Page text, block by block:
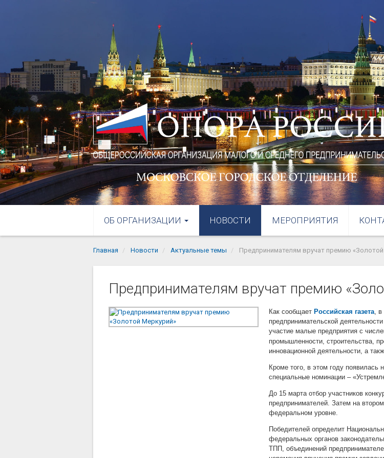
ОБ ОРГАНИЗАЦИИ НОВОСТИ МЕРОПРИЯТИЯ
Главная Новости Актуальные темы Предпринимателям вручат премию
Предпринимателям вручат премию
Как сообщаетРоссийская газета ,
предпринимательской
участие малые предприятияс
промышленности, строительства,
инновационной деятельности, а
Кроме того, в этом году
специальные номинации –
До 15 марта отбор участников
предпринимателей. Затем на
федеральном уровне.
Победителей определит
федеральных органов
ТПП, объединений